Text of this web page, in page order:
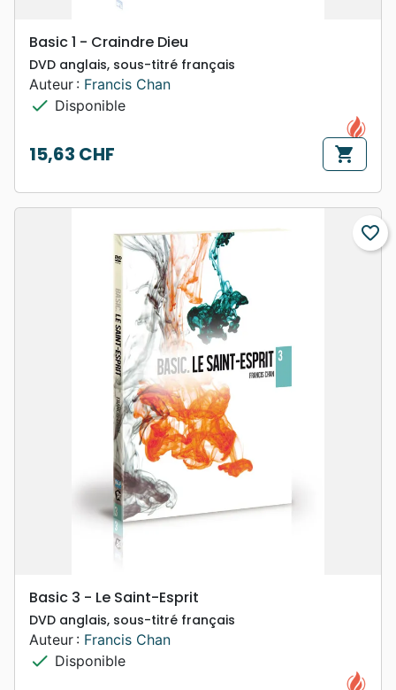
Basic 1 - Craindre Dieu
DVD anglais, sous-titré français
Auteur : Francis Chan
check Disponible
Prix
15,63 CHF shopping_cart
favorite_border
Basic 3 - Le Saint-Esprit
DVD anglais, sous-titré français
Auteur : Francis Chan
check Disponible